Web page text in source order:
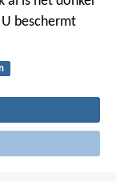
U beschermt